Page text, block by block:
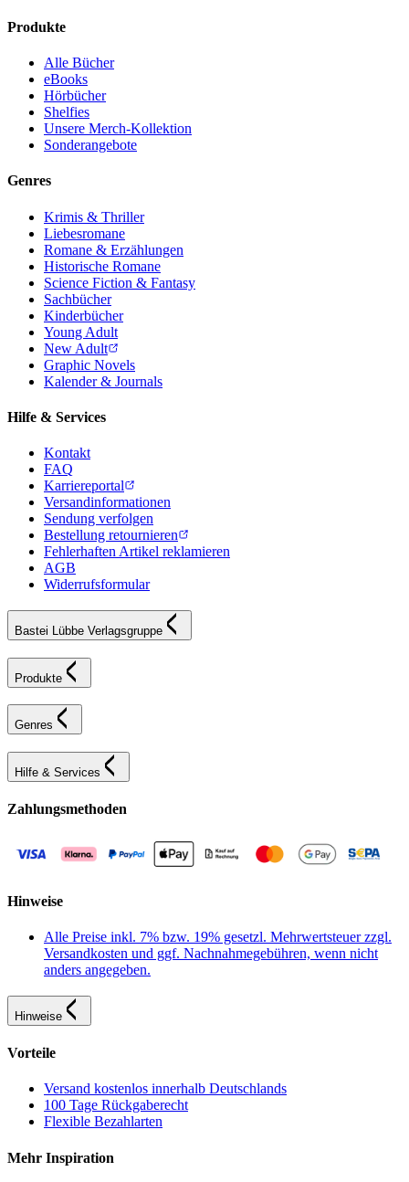
Produkte
Alle Bücher
eBooks
Hörbücher
Shelfies
Unsere Merch-Kollektion
Sonderangebote
Genres
Krimis & Thriller
Liebesromane
Romane & Erzählungen
Historische Romane
Science Fiction & Fantasy
Sachbücher
Kinderbücher
Young Adult
New Adult
Graphic Novels
Kalender & Journals
Hilfe & Services
Kontakt
FAQ
Karriereportal
Versandinformationen
Sendung verfolgen
Bestellung retournieren
Fehlerhaften Artikel reklamieren
AGB
Widerrufsformular
Bastei Lübbe Verlagsgruppe
Produkte
Genres
Hilfe & Services
Zahlungsmethoden
Hinweise
Alle Preise inkl. 7% bzw. 19% gesetzl. Mehrwertsteuer zzgl.
Versandkosten und ggf. Nachnahmegebühren, wenn nicht
anders angegeben.
Hinweise
Vorteile
Versand kostenlos innerhalb Deutschlands
100 Tage Rückgaberecht
Flexible Bezahlarten
Mehr Inspiration